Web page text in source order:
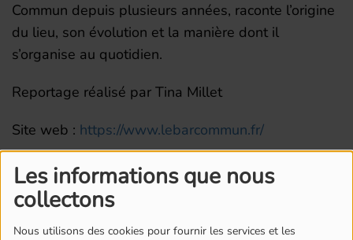
Les informations que nous
collectons
Nous utilisons des cookies pour fournir les services et les
Commun depuis plusieurs années, raconte l’origine
du lieu, son évolution et la manière dont il
s’organise au quotidien.
Reportage réalisé par Tina Millet
Site web : https://www.lebarcommun.fr/
L'ÉQUIPE DE RADIO M'S